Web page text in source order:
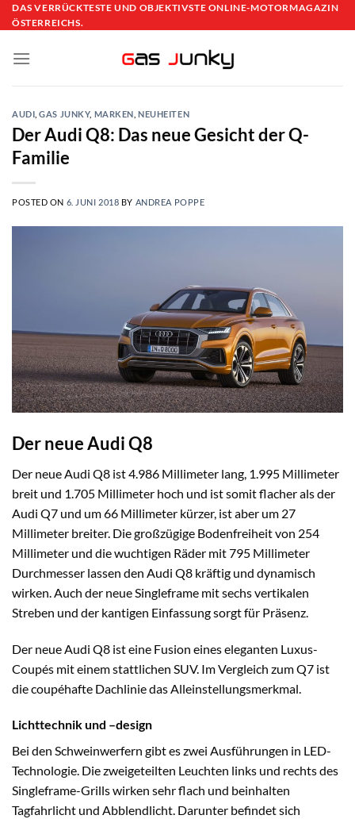
Skip
to
DAS VERRÜCKTESTE UND OBJEKTIVSTE ONLINE-MOTORMAGAZIN
ÖSTERREICHS.
AUDI ,GAS JUNKY, MARKEN ,NEUHEITEN
Der Audi Q8: Das neue Gesicht der Q-
Familie
POSTED ON 6. JUNI 2018 BY ANDREA POPPE
Der neue Audi Q8
Der neue Audi Q8 ist 4.986 Millimeter lang, 1.995 Millimeter
breit und 1.705 Millimeter hoch und ist somit flacher als der
Audi Q7 und um 66 Millimeter kürzer, ist aber um 27
Millimeter breiter. Die großzügige Bodenfreiheit von 254
Millimeter und die wuchtigen Räder mit 795 Millimeter
Durchmesser lassen den Audi Q8 kräftig und dynamisch
wirken. Auch der neue Singleframe mit sechs vertikalen
Streben und der kantigen Einfassung sorgt für Präsenz.
Der neue Audi Q8 ist eine Fusion eines eleganten Luxus-
Coupés mit einem stattlichen SUV. Im Vergleich zum Q7 ist
die coupéhafte Dachlinie das Alleinstellungsmerkmal.
Lichttechnik und –design
Bei den Schweinwerfern gibt es zwei Ausführungen in LED-
Technologie. Die zweigeteilten Leuchten links und rechts des
Singleframe-Grills wirken sehr flach und beinhalten
Tagfahrlicht und Abblendlicht. Darunter befindet sich